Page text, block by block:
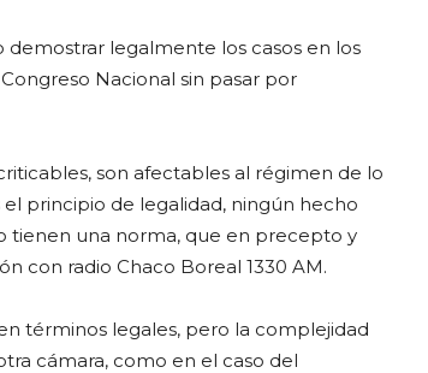
demostrar legalmente los casos en los
Nacional sin pasar por
son afectables al régimen de lo
principio de legalidad, ningún hecho
tienen una norma, que en precepto y
con radio Chaco Boreal 1330 AM.
términos legales, pero la complejidad
cámara, como en el caso del